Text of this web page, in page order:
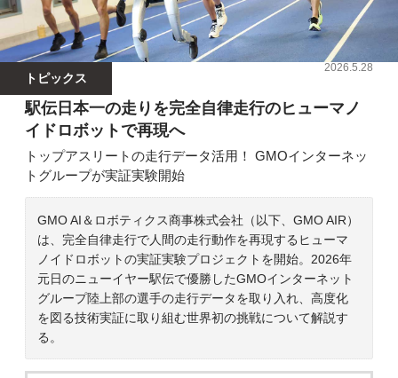
トピックス
2026.5.28
駅伝日本一の走りを完全自律走行のヒューマノ
イドロボットで再現へ
トップアスリートの走行データ活用！ GMOインターネッ
トグループが実証実験開始
GMO AI＆ロボティクス商事株式会社（以下、GMO AIR）
は、完全自律走行で人間の走行動作を再現するヒューマ
ノイドロボットの実証実験プロジェクトを開始。2026年
元日のニューイヤー駅伝で優勝したGMOインターネット
グループ陸上部の選手の走行データを取り入れ、高度化
を図る技術実証に取り組む世界初の挑戦について解説す
る。